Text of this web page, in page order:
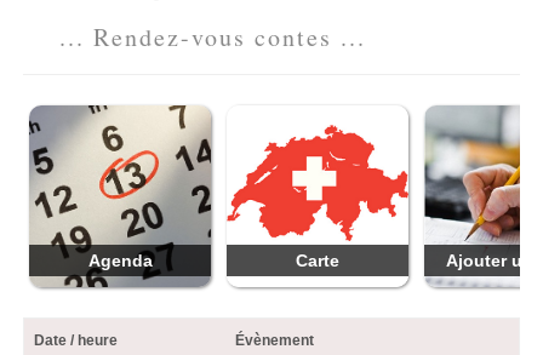
... Rendez-vous contes ...
Agenda Carte Ajouter
Date / heure Évènement